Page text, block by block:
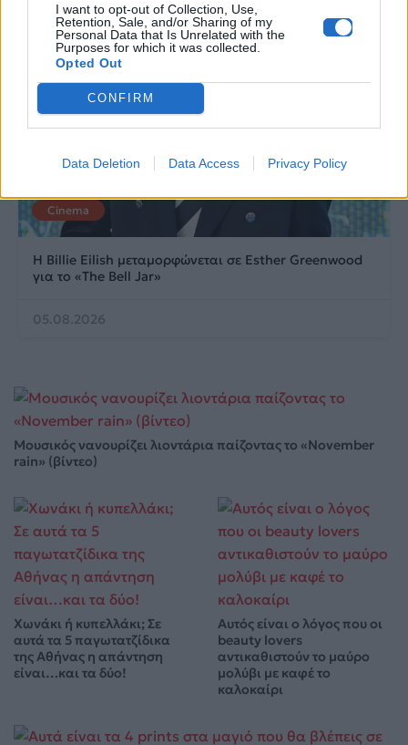
I want to opt-out of Collection, Use,
Retention, Sale, and/or Sharing of my
Personal Data that Is Unrelated with the
Purposes for which it was collected.
Opted Out
CONFIRM
Data Deletion Data Access Privacy Policy
Cinema
Η Billie Eilish μεταμορφώνεται σε Esther Greenwood
για το «The Bell Jar»
05.08.2026
Μουσικός νανουρίζει λιοντάρια παίζοντας το «November
rain» (βίντεο)
Χωνάκι ή κυπελλάκι; Σε
αυτά τα 5 παγωτατζίδικα
της Αθήνας η απάντηση
είναι…και τα δύο!
Αυτός είναι ο λόγος που οι
beauty lovers
αντικαθιστούν το μαύρο
μολύβι με καφέ το
καλοκαίρι